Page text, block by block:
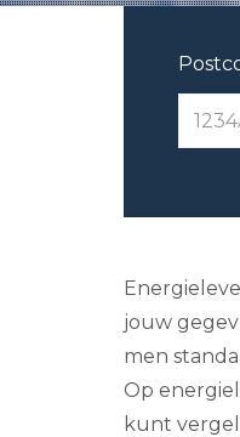
jouw
men
Op
kunt